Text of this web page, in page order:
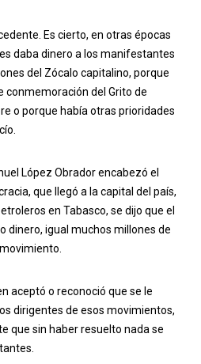
Es cierto, en otras épocas
daba dinero a los manifestantes
del Zócalo capitalino, porque
conmemoración del Grito de
o porque había otras prioridades
López Obrador encabezó el
que llegó a la capital del país,
en Tabasco, se dijo que el
dinero, igual muchos millones de
aceptó o reconoció que se le
dirigentes de esos movimientos,
que sin haber resuelto nada se